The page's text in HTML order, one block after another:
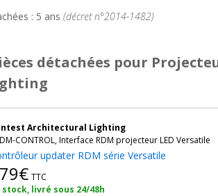
: 5 ans (décret n°2014-1482)
détachées pour
Architectural Lighting
CONTROL, Interface RDM projecteur LED Versatile
updater RDM série Versatile
TTC
stock, livré sous 24/48h